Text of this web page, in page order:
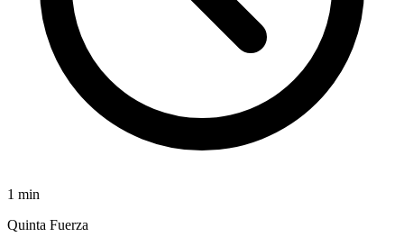
1 min
Quinta Fuerza